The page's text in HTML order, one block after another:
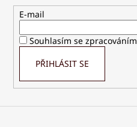
E-mail
Souhlasím se zpracováním
PŘIHLÁSIT SE